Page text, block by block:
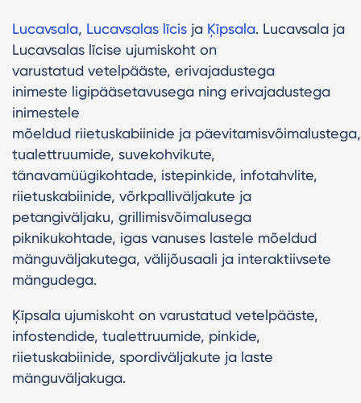
Lucavsala, Lucavsalas līcis ja Ķīpsala. Lucavsala ja
Lucavsalas līcise ujumiskoht on
varustatud vetelpääste, erivajadustega
inimeste ligipääsetavusega ning erivajadustega
inimestele
mõeldud riietuskabiinide ja päevitamisvõimalustega,
tualettruumide, suvekohvikute,
tänavamüügikohtade, istepinkide, infotahvlite,
riietuskabiinide, võrkpalliväljakute ja
petangiväljaku, grillimisvõimalusega
piknikukohtade, igas vanuses lastele mõeldud
mänguväljakutega, välijõusaali ja interaktiivsete
mängudega.
Ķīpsala ujumiskoht on varustatud vetelpääste,
infostendide, tualettruumide, pinkide,
riietuskabiinide, spordiväljakute ja laste
mänguväljakuga.